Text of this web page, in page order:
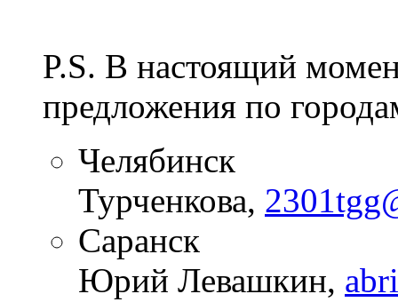
P.S. В настоящий
предложения по
Челябинск
Турченкова,
Саранск
Юрий Левашкин,